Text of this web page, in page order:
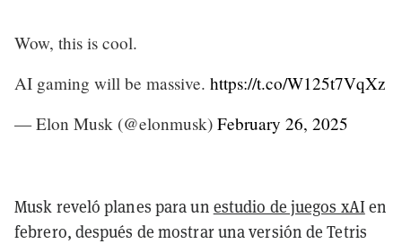
Wow, this is cool.
AI gaming will be massive. https://t.co/W125t7VqXz
— Elon Musk (@elonmusk) February 26, 2025
Musk reveló planes para un estudio de juegos xAIen
febrero, después de mostrar una versión de Tetris